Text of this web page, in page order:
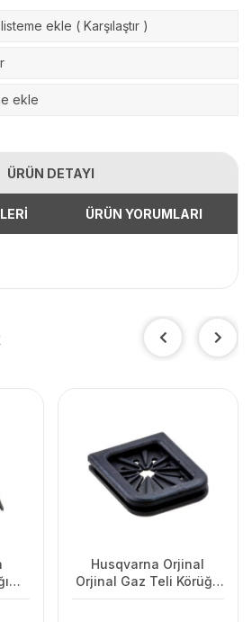
listeme ekle ( Karşılaştır )
ekle
ÜRÜN DETAYI
ÜRÜN YORUMLARI
Husqvarna Orjinal
Orjinal Gaz Teli Körüğü